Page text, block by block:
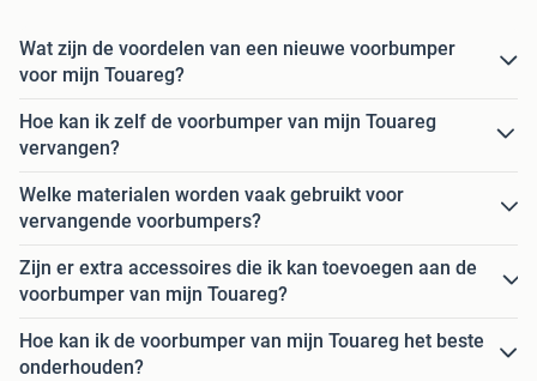
Wat zijn de voordelen van een nieuwe voorbumper
voor mijn Touareg?
Hoe kan ik zelf de voorbumper van mijn Touareg
vervangen?
Welke materialen worden vaak gebruikt voor
vervangende voorbumpers?
Zijn er extra accessoires die ik kan toevoegen aan de
voorbumper van mijn Touareg?
Hoe kan ik de voorbumper van mijn Touareg het beste
onderhouden?